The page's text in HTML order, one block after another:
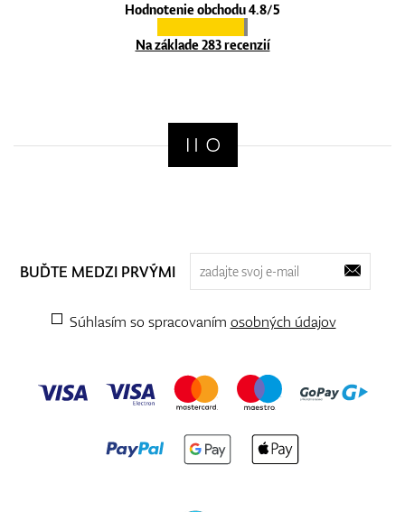
Hodnotenie obchodu 4.8/5
Na základe 283 recenzií
BUĎTE MEDZI PRVÝMI
Súhlasím so spracovaním osobných údajov